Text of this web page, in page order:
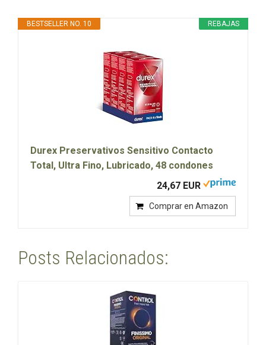
REBAJAS
BESTSELLER NO. 10
Durex Preservativos Sensitivo Contacto
Total, Ultra Fino, Lubricado, 48 condones
24,67 EUR
Comprar en Amazon
Posts Relacionados: